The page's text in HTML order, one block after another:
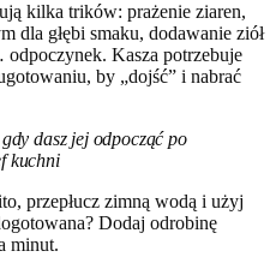
kilka trików: prażenie ziaren,
dla głębi smaku, dodawanie ziół
Kasza potrzebuje
by „dojść” i nabrać
dasz jej odpocząć po
kuchni
przepłucz zimną wodą i użyj
Dodaj odrobinę
minut.